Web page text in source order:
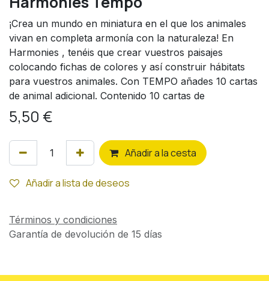
¡Crea un mundo en miniatura en el que los animales
vivan en completa armonía con la naturaleza! En
Harmonies , tenéis que crear vuestros paisajes
colocando fichas de colores y así construir hábitats
para vuestros animales. Con TEMPO añades 10 cartas
de animal adicional. Contenido 10 cartas de
5,50 €
Añadir a la cesta
Añadir a lista de deseos
Términos y condiciones
Garantía de devolución de 15 días